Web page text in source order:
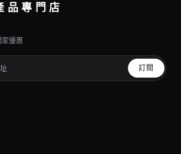
品專門店
優惠
訂閱